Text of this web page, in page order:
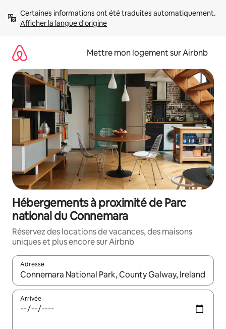
directement
Afficher la langue d'origine
Mettre mon logement sur Airbnb
Hébergements à proximité de Parc
national du Connemara
Réservez des locations de vacances, des maisons
uniques et plus encore sur Airbnb
Adresse
Lorsque les résultats s'affichent, utilisez les flèches vers le
Arrivée